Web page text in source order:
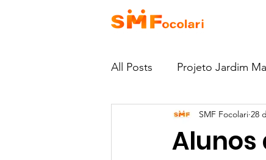
All Posts Projeto Jardim
Como Doar Escola
Alunos
SMF Focolari 28